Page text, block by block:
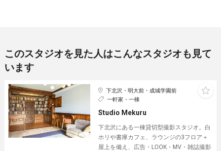
このスタジオを見た人はこんなスタジオも見て
います
下北沢・明大前・成城学園前
一軒家・一棟
Studio Mekuru
下北沢にある一棟貸切型撮影スタジオ。白
ホリや書庫カフェ、ラウンジの3フロア＋
屋上を備え、広告・LOOK・MV・雑誌撮影